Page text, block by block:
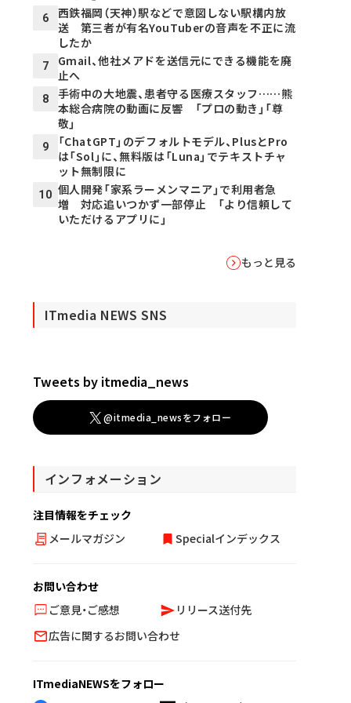
6
西鉄福岡（天神）駅などで意図しない駅構内放
送 第三者が有名YouTuberの音声を不正に流
したか
7
Gmail、他社メアドを送信元にできる機能を廃
止へ
8
手術中の大地震、患者守る医療スタッフ……熊
本総合病院の動画に反響 「プロの動き」「尊
敬」
9
「ChatGPT」のデフォルトモデル、PlusとPro
は「Sol」に、無料版は「Luna」でテキストチャ
ット無制限に
10 個人開発「家系ラーメンマニア」で利用者急
増 対応追いつかず一部停止 「より信頼して
いただけるアプリに」
もっと見る
ITmedia NEWS SNS
Tweets by itmedia_news
@itmedia_newsをフォロー
インフォメーション
注目情報をチェック
メールマガジン
Specialインデックス
お問い合わせ
ご意見・ご感想
リリース送付先
広告に関するお問い合わせ
ITmediaNEWSをフォロー